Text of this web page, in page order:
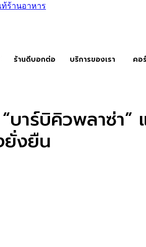
ร้านดีบอกต่อ บริการของเรา คอ
บาร์บิคิวพลาซ่า”
ยั่งยืน